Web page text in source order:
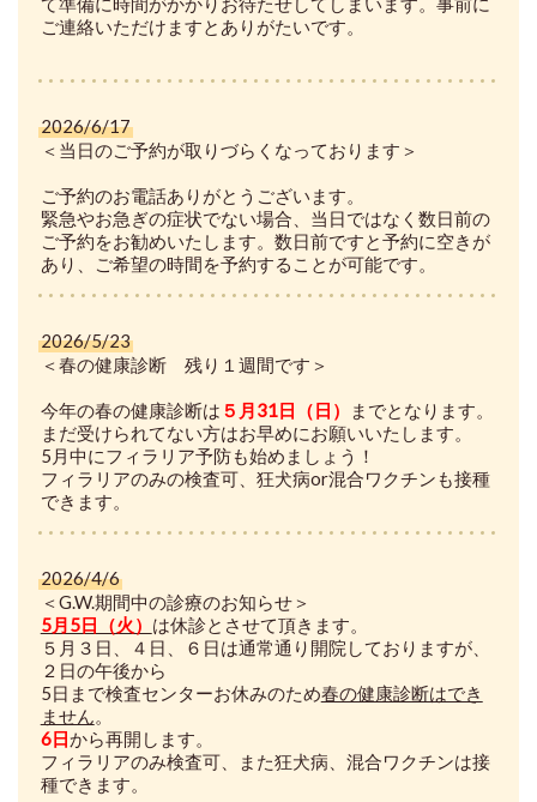
ご連絡いただけますとありがたいです。
2026/6/17
＜当日のご予約が取りづらくなっております＞
ご予約のお電話ありがとうございます。
緊急やお急ぎの症状でない場合、当日ではなく数日前の
ご予約をお勧めいたします。数日前ですと予約に空きが
あり、ご希望の時間を予約することが可能です。
2026/5/23
＜春の健康診断 残り１週間です＞
今年の春の健康診断は ５月31日（日）
までとなります。
まだ受けられてない方はお早めにお願いいたします。
5月中にフィラリア予防も始めましょう！
フィラリアのみの検査可、狂犬病or混合ワクチンも接種
できます。
2026/4/6
＜G.W.期間中の診療のお知らせ＞
5月5日（火） は休診とさせて頂きます。
５月３日、４日、６日は通常通り開院しておりますが、
２日の午後から
5日まで検査センターお休みのため春の健康診断はでき
ません。
6日から再開します。
フィラリアのみ検査可、また狂犬病、混合ワクチンは接
種できます。